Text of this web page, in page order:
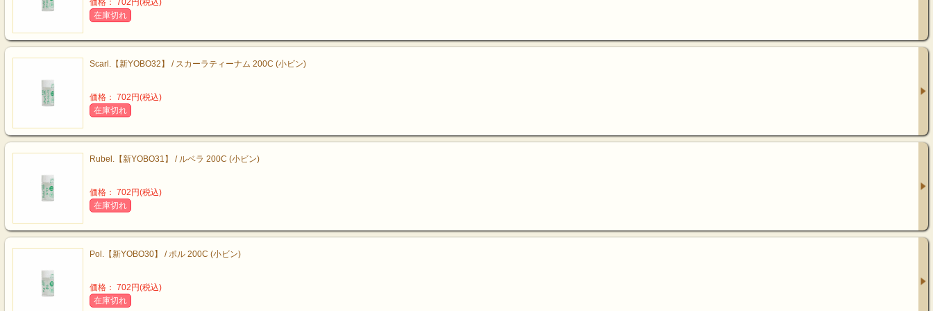
価格： 702円(税込)
在庫切れ
Scarl.【新YOBO32】 / スカーラティーナム 200C (小ビン)
価格： 702円(税込)
在庫切れ
Rubel.【新YOBO31】 / ルベラ 200C (小ビン)
価格： 702円(税込)
在庫切れ
Pol.【新YOBO30】 / ポル 200C (小ビン)
価格： 702円(税込)
在庫切れ